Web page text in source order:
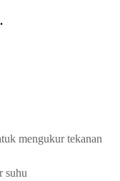
mengukur tekanan
suhu